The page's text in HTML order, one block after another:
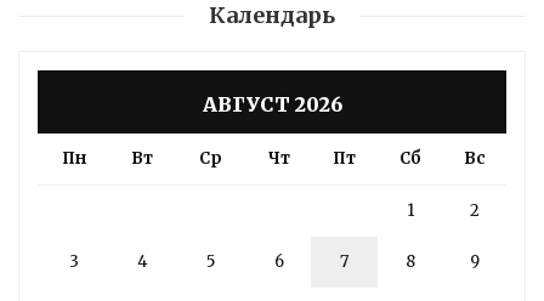
Календарь
АВГУСТ 2026
Пн Вт Ср Чт Пт Сб Вс
1 2
3 4 5 6 7 8 9